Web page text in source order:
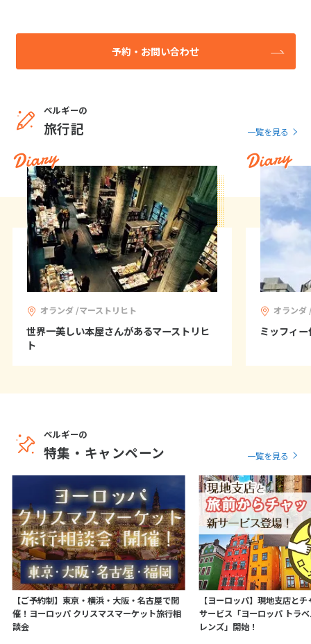
予約・お問い合わせ
ベルギーの
旅行記 一覧を見る
Diary
オランダ /マーストリヒト
世界一美しい本屋さんがあるマーストリヒ
ト
Diary
オランダ
ミッフィ
ベルギーの
特集・キャンペーン 一覧を見る
【ご予約制】東京・横浜・大阪・名古屋で開
催！ヨーロッパ クリスマスマーケット旅行相
談会
【ヨーロッパ】現地支店と
サービス「ヨーロッパ トラ
レンズ」開始！